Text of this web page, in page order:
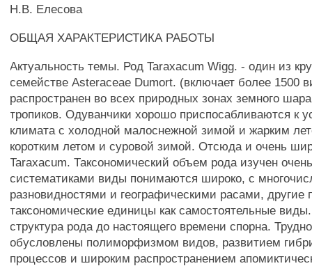
Н.В. Елесова
ОБЩАЯ ХАРАКТЕРИСТИКА РАБОТЫ
Актуальность темы. Род Taraxacum Wigg. - один из
семействе Asteraceae Dumort. (включает более 1500
распространен во всех природных зонах земного
тропиков. Одуванчики хорошо приспосабливаются к
климата с холодной малоснежной зимой и жарким
коротким летом и суровой зимой. Отсюда и очень
Taraxacum. Таксономический объем рода изучен
систематиками виды понимаются широко, с
разновидностями и географическими расами, другие
таксономические единицы как самостоятельные
структура рода до настоящего времени спорна.
обусловлены полиморфизмом видов, развитием
процессов и широким распространением